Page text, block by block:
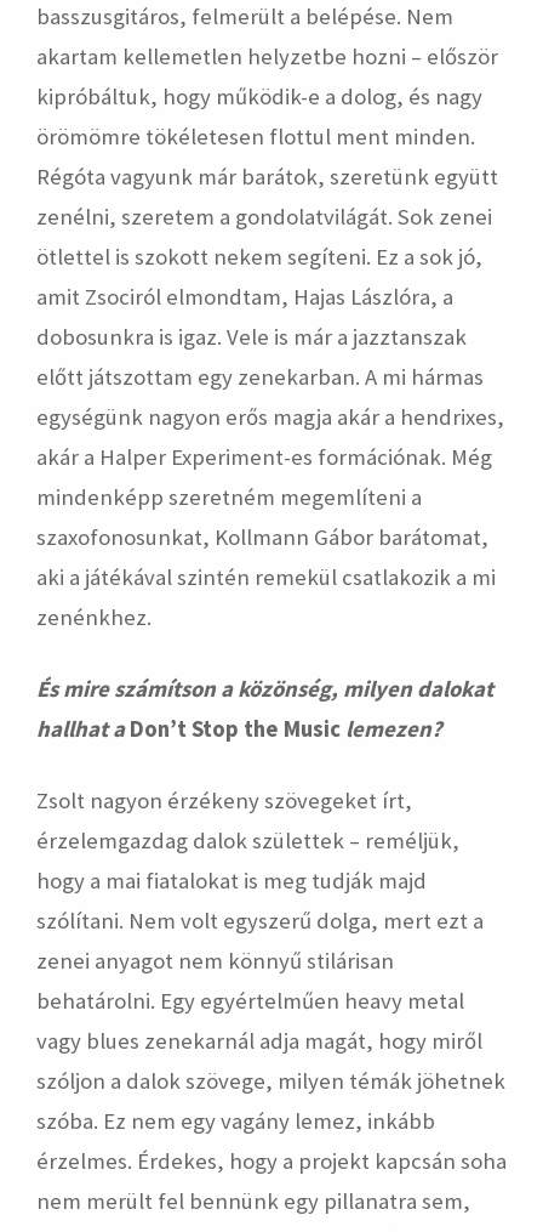
basszusgitáros, felmerült a belépése. Nem
akartam kellemetlen helyzetbe hozni – először
kipróbáltuk, hogy működik-e a dolog, és nagy
örömömre tökéletesen flottul ment minden.
Régóta vagyunk már barátok, szeretünk együtt
zenélni, szeretem a gondolatvilágát. Sok zenei
ötlettel is szokott nekem segíteni. Ez a sok jó,
amit Zsociról elmondtam, Hajas Lászlóra, a
dobosunkra is igaz. Vele is már a jazztanszak
előtt játszottam egy zenekarban. A mi hármas
egységünk nagyon erős magja akár a hendrixes,
akár a Halper Experiment-es formációnak. Még
mindenképp szeretném megemlíteni a
szaxofonosunkat, Kollmann Gábor barátomat,
aki a játékával szintén remekül csatlakozik a mi
zenénkhez.
És mire számítson a közönség, milyen dalokat
hallhat aDon’t Stop the Music lemezen?
Zsolt nagyon érzékeny szövegeket írt,
érzelemgazdag dalok születtek – reméljük,
hogy a mai fiatalokat is meg tudják majd
szólítani. Nem volt egyszerű dolga, mert ezt a
zenei anyagot nem könnyű stilárisan
behatárolni. Egy egyértelműen heavy metal
vagy blues zenekarnál adja magát, hogy miről
szóljon a dalok szövege, milyen témák jöhetnek
szóba. Ez nem egy vagány lemez, inkább
érzelmes. Érdekes, hogy a projekt kapcsán soha
nem merült fel bennünk egy pillanatra sem,